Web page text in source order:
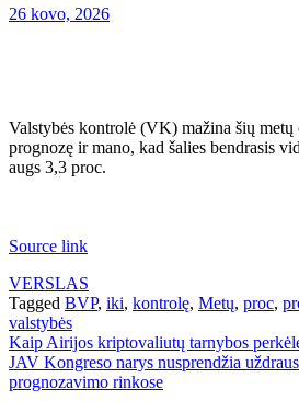
26 kovo, 2026
Valstybės kontrolė (VK) mažina šių
prognozę ir mano, kad šalies bendrasis
augs 3,3 proc.
Source link
VERSLAS
Tagged BVP, iki, kontrolę, Metų, proc,
valstybės
Navigacija
tarp
Kaip Airijos kriptovaliutų tarnybos
JAV Kongreso narys nusprendžia
prognozavimo rinkose